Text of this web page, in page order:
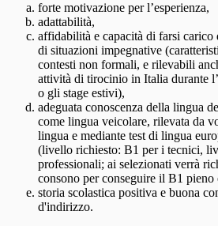
forte motivazione per l’esperienza,
adattabilità,
affidabilità e capacità di farsi
di situazioni impegnative
contesti non formali, e rilevabili
attività di tirocinio in Italia durante
o gli stage estivi),
adeguata conoscenza della lingua
come lingua veicolare, rilevata da
lingua e mediante test di lingua
(livello richiesto: B1 per i tecnici,
professionali; ai selezionati verrà
consono per conseguire il B1 pieno
storia scolastica positiva e buona
d'indirizzo.